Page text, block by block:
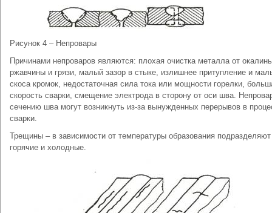
Рисунок 4 – Непровары
Причинами непроваров являются: плохая очистка металла от
ржавчины и грязи, малый зазор в стыке, излишнее притупление и
скоса кромок, недостаточная сила тока или мощности горелки,
скорость сварки, смещение электрода в сторону от оси шва.
сечению шва могут возникнуть из-за вынужденных перерывов в
сварки.
Трещины – в зависимости от температуры образования
горячие и холодные.